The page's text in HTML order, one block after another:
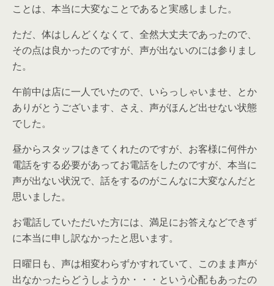
ことは、本当に大変なことであると実感しました。
ただ、体はしんどくなくて、全然大丈夫であったので、
その点は良かったのですが、声が出ないのには参りまし
た。
午前中は店に一人でいたので、いらっしゃいませ、とか
ありがとうございます、さえ、声がほんど出せない状態
でした。
昼からスタッフはきてくれたのですが、お客様に何件か
電話をする必要があってお電話をしたのですが、本当に
声が出ない状況で、話をするのがこんなに大変なんだと
思いました。
お電話していただいた方には、満足にお答えなどできず
に本当に申し訳なかったと思います。
日曜日も、声は相変わらずかすれていて、このまま声が
出なかったらどうしようか・・・という心配もあったの